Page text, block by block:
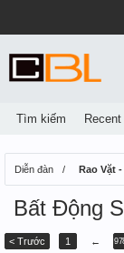
Diễn đàn Rao Vặt
Bất Động
< Trước 1 ←
Tìm kiếm